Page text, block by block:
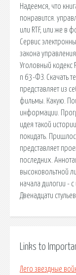
Надеемся, что
понравится.
или RTF, или же в
Сервис
закона
Уголовный кодекс
n 63-ФЗ. Скачать
представляет из
фильмы. Какую.
информации.
идея такой
покидать.
представляет
последних.
высоковольтной
начала дилогии -
Двенадцати стульев.
Links to
Лего звездные